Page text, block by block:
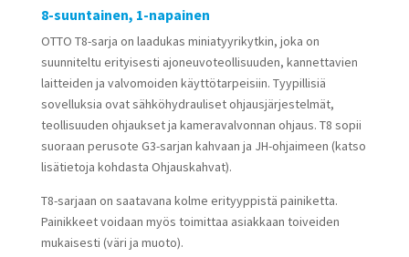
8-suuntainen, 1-napainen
OTTO T8-sarja on laadukas miniatyyrikytkin, joka on
suunniteltu erityisesti ajoneuvoteollisuuden, kannettavien
laitteiden ja valvomoiden käyttötarpeisiin. Tyypillisiä
sovelluksia ovat sähköhydrauliset ohjausjärjestelmät,
teollisuuden ohjaukset ja kameravalvonnan ohjaus. T8 sopii
suoraan perusote G3-sarjan kahvaan ja JH-ohjaimeen (katso
lisätietoja kohdasta Ohjauskahvat).
T8-sarjaan on saatavana kolme erityyppistä painiketta.
Painikkeet voidaan myös toimittaa asiakkaan toiveiden
mukaisesti (väri ja muoto).